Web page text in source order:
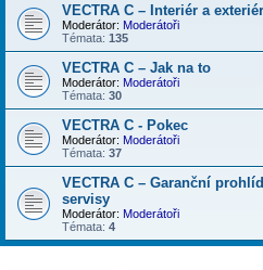
VECTRA C – Interiér a exteriér
Moderátor: Moderátoři
Témata: 135
VECTRA C – Jak na to
Moderátor: Moderátoři
Témata: 30
VECTRA C - Pokec
Moderátor: Moderátoři
Témata: 37
VECTRA C – Garanční
servisy
Moderátor: Moderátoři
Témata: 4